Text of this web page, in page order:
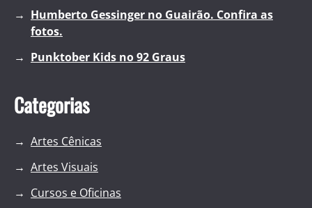
Humberto Gessinger no Guairão. Confira as
fotos.
Punktober Kids no 92 Graus
Categorias
Artes Cênicas
Artes Visuais
Cursos e Oficinas